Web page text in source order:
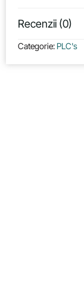
Recenzii (0)
Categorie: PLC's